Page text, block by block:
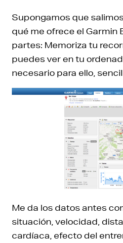
Supongamos que
qué me ofrece el Garmin
partes: Memoriza tu
puedes ver en tu
necesario para ello,
Me da los datos antes
situación, velocidad,
cardíaca, efecto del